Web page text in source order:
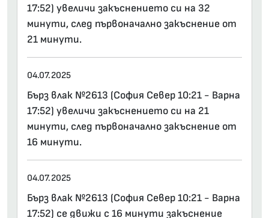
17:52) увеличи закъснението си на 32
минути, след първоначално закъснение от
21 минути.
04.07.2025
Бърз влак №2613 (София Север 10:21 - Варна
17:52) увеличи закъснението си на 21
минути, след първоначално закъснение от
16 минути.
04.07.2025
Бърз влак №2613 (София Север 10:21 - Варна
17:52) се движи с 16 минути закъснение